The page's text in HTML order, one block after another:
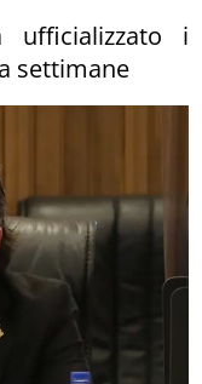
ufficializzato i
settimane